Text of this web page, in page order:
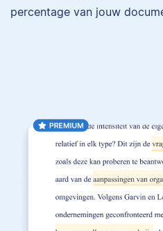
percentage van jouw